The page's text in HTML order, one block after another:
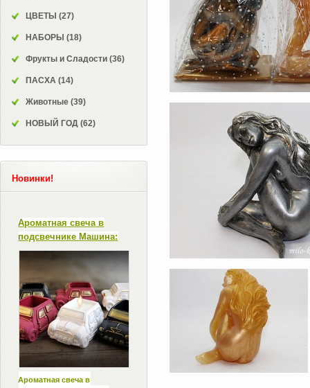
ЦВЕТЫ (27)
НАБОРЫ (18)
Фрукты и Сладости (36)
ПАСХА (14)
Животные (39)
НОВЫЙ ГОД (62)
Новинки!
Ароматная свеча в
подсвечнике Машина:
Ароматная свеча в